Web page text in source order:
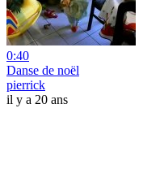
0:40
Danse de noël
pierrick
il y a 20 ans